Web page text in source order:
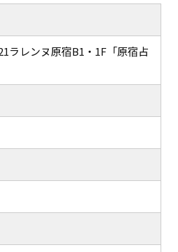
ラレンヌ原宿B1・1F「原宿占